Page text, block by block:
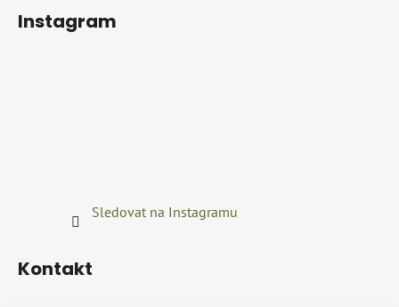
Instagram
Sledovat na Instagramu
Kontakt